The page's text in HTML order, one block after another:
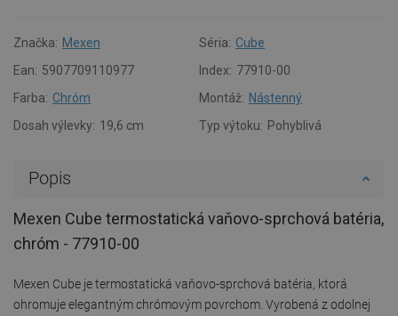
Značka: Mexen Séria: Cube
Ean: 5907709110977 Index: 77910-00
Farba: Chróm Montáž: Nástenný
Dosah výlevky: 19,6 cm Typ výtoku: Pohyblivá
Popis
Mexen Cube termostatická vaňovo-sprchová batéria,
chróm - 77910-00
Mexen Cube je termostatická vaňovo-sprchová batéria, ktorá
ohromuje elegantným chrómovým povrchom. Vyrobená z odolnej